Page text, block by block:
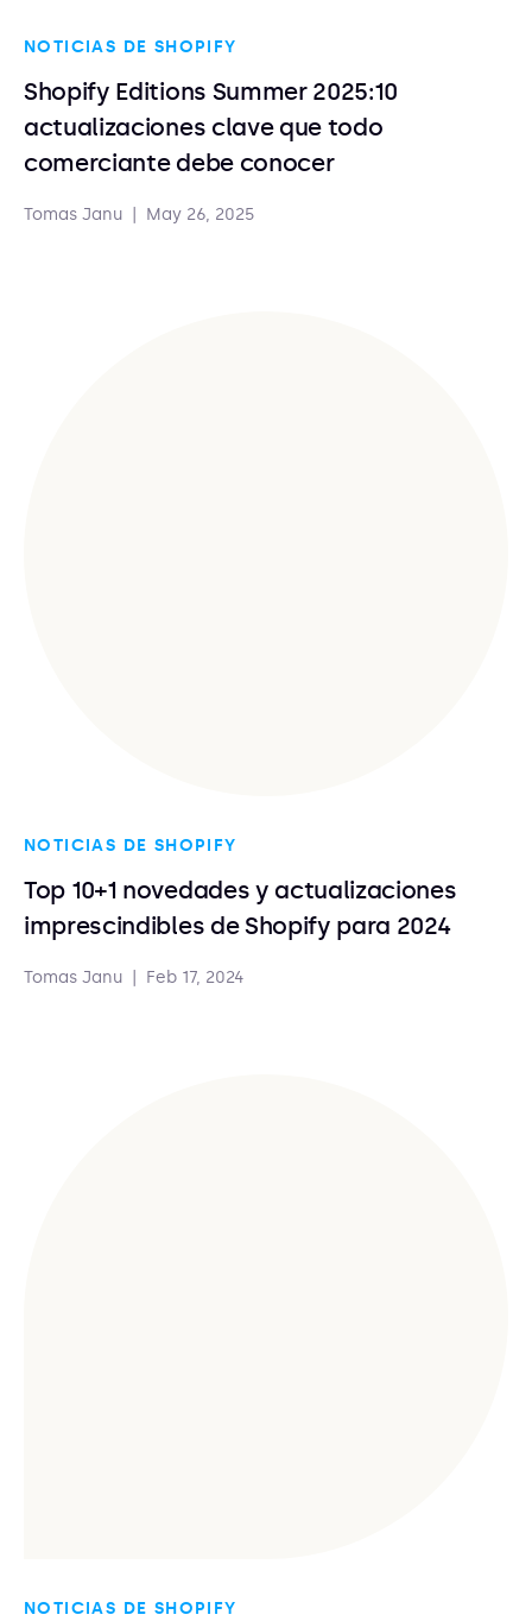
NOTICIAS DE SHOPIFY
Shopify Editions Summer 2025:10
actualizaciones clave que todo
comerciante debe conocer
Tomas Janu May 26, 2025
NOTICIAS DE SHOPIFY
Top 10+1 novedades y actualizaciones
imprescindibles de Shopify para 2024
Tomas Janu Feb 17, 2024
NOTICIAS DE SHOPIFY